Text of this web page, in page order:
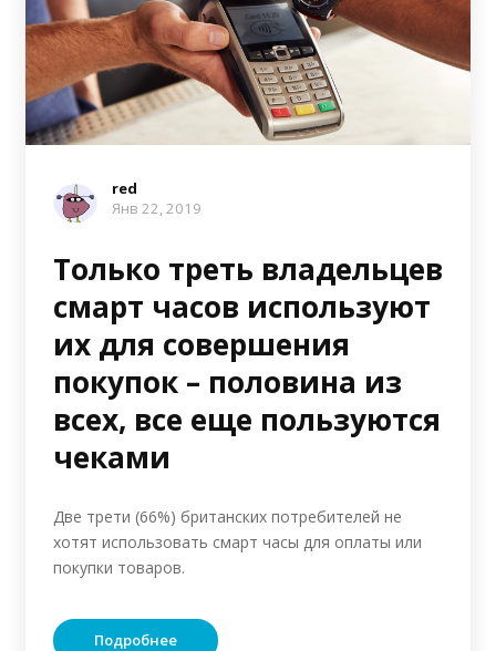
red
Янв 22, 2019
Только треть владельцев
смарт часов используют
их для совершения
покупок – половина из
всех, все еще пользуются
чеками
Две трети (66%) британских потребителей не
хотят использовать смарт часы для оплаты или
покупки товаров.
Подробнее